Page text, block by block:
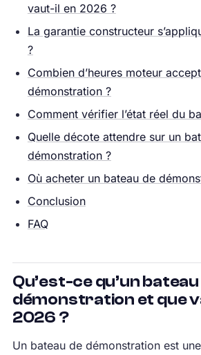
vaut-il en 2026 ?
La garantie constructeur
?
Combien d’heures moteur
démonstration ?
Comment vérifier l’état réel du
Quelle décote attendre sur un
démonstration ?
Où acheter un bateau de
Conclusion
FAQ
Qu’est-ce qu’un
démonstration et que
2026 ?
Un bateau de démonstration est